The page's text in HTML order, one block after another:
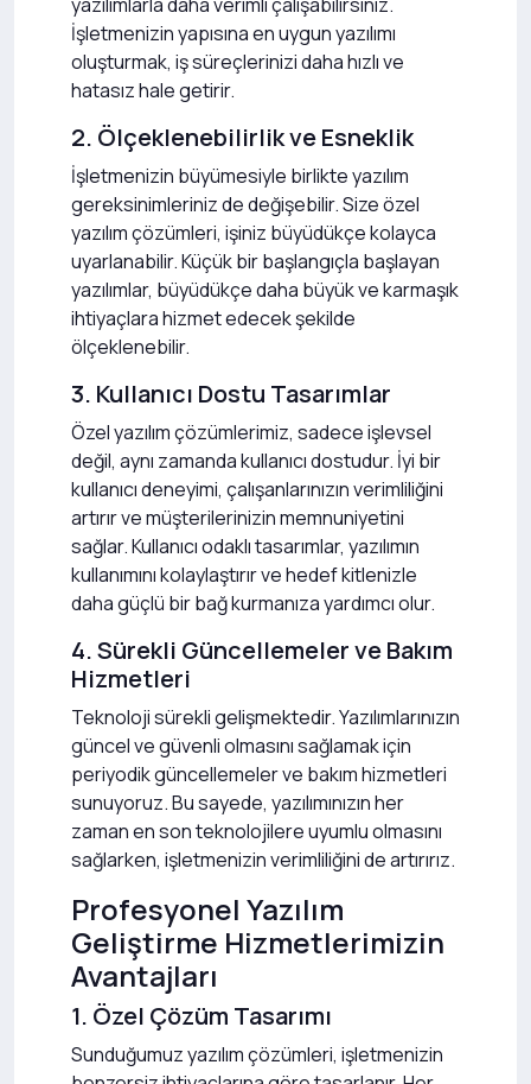
İşletmenizin yapısına en uygun yazılımı
oluşturmak, iş süreçlerinizi daha hızlı ve
hatasız hale getirir.
2. Ölçeklenebilirlik ve Esneklik
İşletmenizin büyümesiyle birlikte yazılım
gereksinimleriniz de değişebilir. Size özel
yazılım çözümleri, işiniz büyüdükçe kolayca
uyarlanabilir. Küçük bir başlangıçla başlayan
yazılımlar, büyüdükçe daha büyük ve karmaşık
ihtiyaçlara hizmet edecek şekilde
ölçeklenebilir.
3. Kullanıcı Dostu Tasarımlar
Özel yazılım çözümlerimiz, sadece işlevsel
değil, aynı zamanda kullanıcı dostudur. İyi bir
kullanıcı deneyimi, çalışanlarınızın verimliliğini
artırır ve müşterilerinizin memnuniyetini
sağlar. Kullanıcı odaklı tasarımlar, yazılımın
kullanımını kolaylaştırır ve hedef kitlenizle
daha güçlü bir bağ kurmanıza yardımcı olur.
4. Sürekli Güncellemeler ve Bakım
Hizmetleri
Teknoloji sürekli gelişmektedir. Yazılımlarınızın
güncel ve güvenli olmasını sağlamak için
periyodik güncellemeler ve bakım hizmetleri
sunuyoruz. Bu sayede, yazılımınızın her
zaman en son teknolojilere uyumlu olmasını
sağlarken, işletmenizin verimliliğini de artırırız.
Profesyonel Yazılım
Geliştirme Hizmetlerimizin
Avantajları
1. Özel Çözüm Tasarımı
Sunduğumuz yazılım çözümleri, işletmenizin